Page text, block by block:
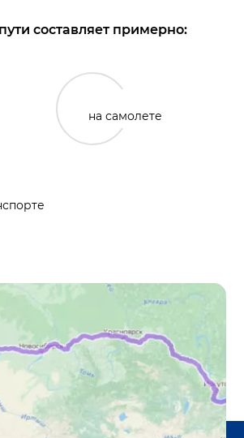
составляет примерно:
на самолете